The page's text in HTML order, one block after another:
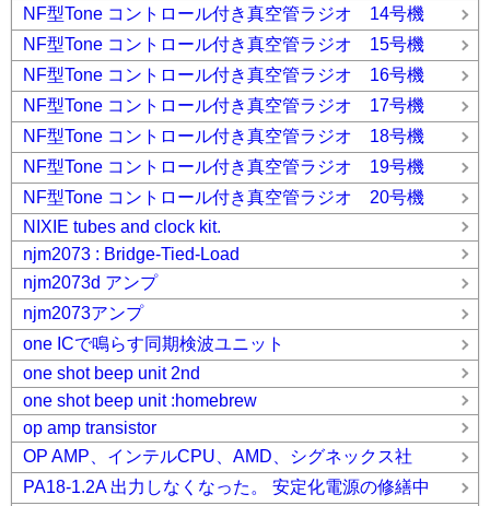
NF型Tone コントロール付き真空管ラジオ 14号機
NF型Tone コントロール付き真空管ラジオ 15号機
NF型Tone コントロール付き真空管ラジオ 16号機
NF型Tone コントロール付き真空管ラジオ 17号機
NF型Tone コントロール付き真空管ラジオ 18号機
NF型Tone コントロール付き真空管ラジオ 19号機
NF型Tone コントロール付き真空管ラジオ 20号機
NIXIE tubes and clock kit.
njm2073 : Bridge-Tied-Load
njm2073d アンプ
njm2073アンプ
one ICで鳴らす同期検波ユニット
one shot beep unit 2nd
one shot beep unit :homebrew
op amp transistor
OP AMP、インテルCPU、AMD、シグネックス社
PA18-1.2A 出力しなくなった。 安定化電源の修繕中